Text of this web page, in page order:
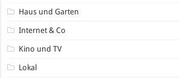
Haus und Garten
Internet & Co
Kino und TV
Lokal